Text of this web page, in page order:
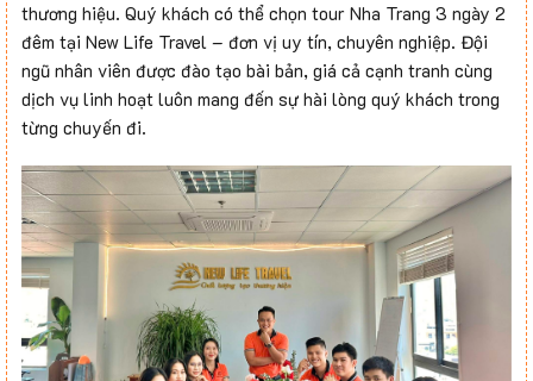
thương hiệu. Quý khách có thể chọn tour Nha Trang 3 ngày 2
đêm tại New Life Travel – đơn vị uy tín, chuyên nghiệp. Đội
ngũ nhân viên được đào tạo bài bản, giá cả cạnh tranh cùng
dịch vụ linh hoạt luôn mang đến sự hài lòng quý khách trong
từng chuyến đi.